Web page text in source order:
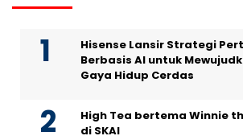
Hisense Lansir Strategi
Berbasis AI untuk
Gaya Hidup Cerdas
High Tea bertema Winnie
di SKAI